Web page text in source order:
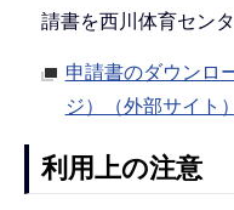
請書を西川体育セン
申請書のダウンロ
ジ）（外部サイト）
利用上の注意